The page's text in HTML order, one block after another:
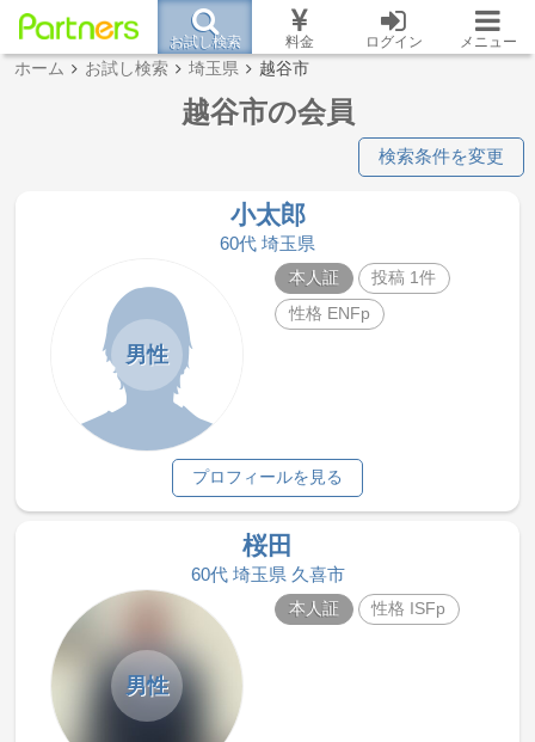
お試し検索 料金 ログイン メニュー
ホーム お試し検索 埼玉県 越谷市
越谷市の会員
検索条件を変更
小太郎
60代 埼玉県
男性
本人証
投稿 1件
性格 ENFp
プロフィールを見る
桜田
60代 埼玉県 久喜市
男性
本人証 性格 ISFp